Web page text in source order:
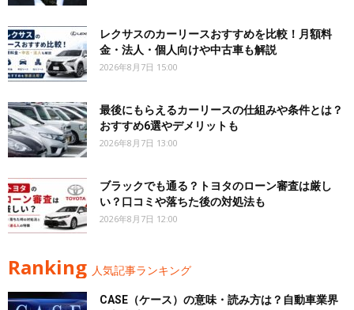
レクサスのカーリースおすすめを比較！月額料
金・法人・個人向けや中古車も解説
2026年8月7日 15:00
最後にもらえるカーリースの仕組みや条件とは？
おすすめ6選やデメリットも
2026年8月7日 13:00
ブラックでも通る？トヨタのローン審査は厳し
い？口コミや落ちた後の対処法も
2026年8月7日 12:00
Ranking 人気記事ランキング
CASE（ケース）の意味・読み方は？自動車業界